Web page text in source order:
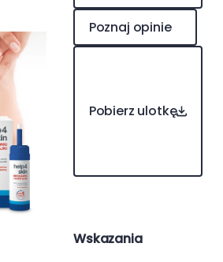
Poznaj opinie
Poznaj opinie
Pobierz ulotkę
Pobierz ulotkę
Wskazania